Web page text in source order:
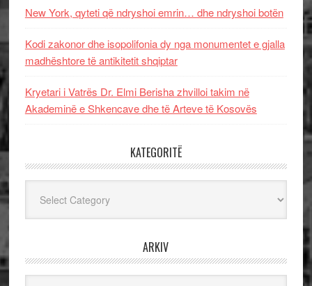
New York, qyteti që ndryshoi emrin… dhe ndryshoi botën
Kodi zakonor dhe isopolifonia dy nga monumentet e gjalla
madhështore të antikitetit shqiptar
Kryetari i Vatrës Dr. Elmi Berisha zhvilloi takim në
Akademinë e Shkencave dhe të Arteve të Kosovës
KATEGORITË
ARKIV